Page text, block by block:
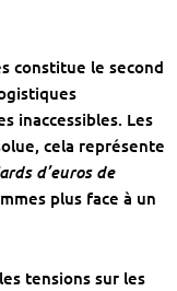
constitue le second
inaccessibles. Les
cela représente
d’euros de
plus face à un
tensions sur les